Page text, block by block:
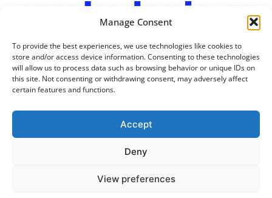
Manage Consent
To provide the best experiences, we use technologies like cookies to
store and/or access device information. Consenting to these technologies
will allow us to process data such as browsing behavior or unique IDs on
this site. Not consenting or withdrawing consent, may adversely affect
certain features and functions.
Accept
Deny
View preferences
Προσωπικά Δεδομένα
Λογότυπος
Πανεπιστήμιο Θεσσαλονίκης
Διακυβέρνησης ΑΠΘ